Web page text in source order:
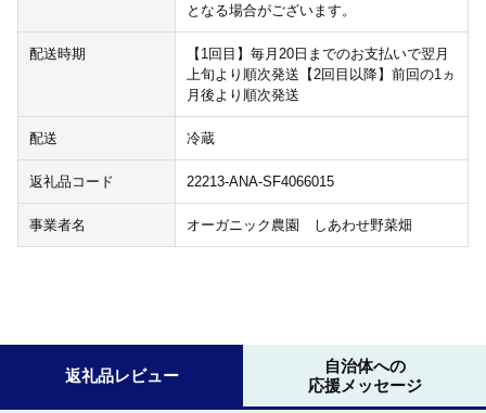
となる場合がございます。
配送時期
【1回目】毎月20日までのお支払いで翌月
上旬より順次発送【2回目以降】前回の1ヵ
月後より順次発送
配送 冷蔵
返礼品コード 22213-ANA-SF4066015
事業者名 オーガニック農園 しあわせ野菜畑
返礼品レビュー
自治体への
応援メッセージ